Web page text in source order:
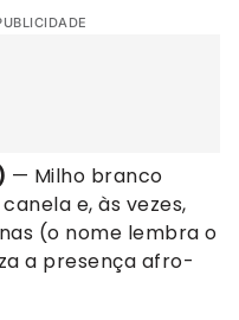
— Milho branco
e, às vezes,
(o nome lembra o
a presença afro-